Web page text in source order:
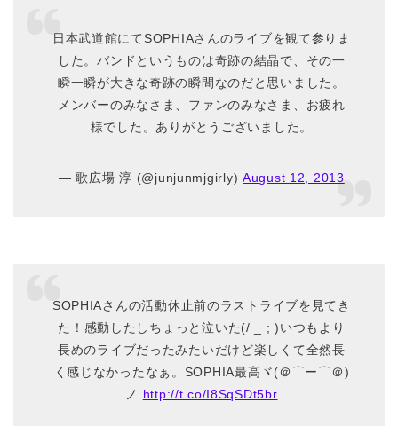
日本武道館にてSOPHIAさんのライブを観て参りま
した。バンドというものは奇跡の結晶で、その一
瞬一瞬が大きな奇跡の瞬間なのだと思いました。
メンバーのみなさま、ファンのみなさま、お疲れ
様でした。ありがとうございました。
— 歌広場 淳 (@junjunmjgirly) August 12, 2013
SOPHIAさんの活動休止前のラストライブを見てき
た！感動したしちょっと泣いた(/ _ ; )いつもより
長めのライブだったみたいだけど楽しくて全然長
く感じなかったなぁ。SOPHIA最高ヾ(＠⌒ー⌒＠)
ノ http://t.co/I8SqSDt5br